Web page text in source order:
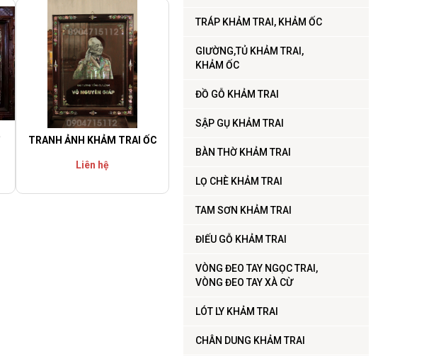
TRANH ẢNH KHẢM TRAI ỐC
Liên hệ
TRÁP KHẢM TRAI, KHẢM ỐC
GIƯỜNG,TỦ KHẢM TRAI,
KHẢM ỐC
ĐỒ GỖ KHẢM TRAI
SẬP GỤ KHẢM TRAI
BÀN THỜ KHẢM TRAI
LỌ CHÈ KHẢM TRAI
TAM SƠN KHẢM TRAI
ĐIẾU GỖ KHẢM TRAI
VÒNG ĐEO TAY NGỌC TRAI,
VÒNG ĐEO TAY XÀ CỪ
LÓT LY KHẢM TRAI
CHÂN DUNG KHẢM TRAI